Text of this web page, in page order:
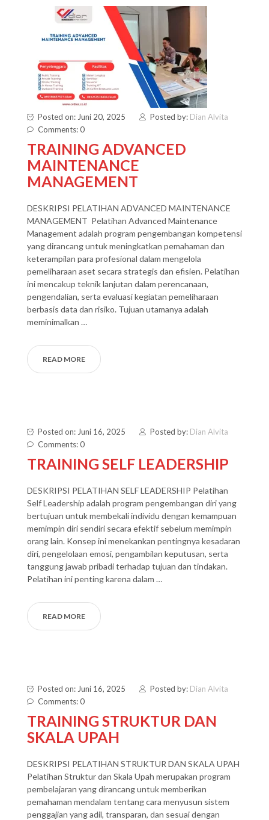
Posted on: Juni 20, 2025 Posted by: Dian Alvita
Comments: 0
TRAINING ADVANCED
MAINTENANCE
MANAGEMENT
DESKRIPSI PELATIHAN ADVANCED MAINTENANCE
MANAGEMENT Pelatihan Advanced Maintenance
Management adalah program pengembangan kompetensi
yang dirancang untuk meningkatkan pemahaman dan
keterampilan para profesional dalam mengelola
pemeliharaan aset secara strategis dan efisien. Pelatihan
ini mencakup teknik lanjutan dalam perencanaan,
pengendalian, serta evaluasi kegiatan pemeliharaan
berbasis data dan risiko. Tujuan utamanya adalah
meminimalkan …
READ MORE
Posted on: Juni 16, 2025 Posted by: Dian Alvita
Comments: 0
TRAINING SELF LEADERSHIP
DESKRIPSI PELATIHAN SELF LEADERSHIP Pelatihan
Self Leadership adalah program pengembangan diri yang
bertujuan untuk membekali individu dengan kemampuan
memimpin diri sendiri secara efektif sebelum memimpin
orang lain. Konsep ini menekankan pentingnya kesadaran
diri, pengelolaan emosi, pengambilan keputusan, serta
tanggung jawab pribadi terhadap tujuan dan tindakan.
Pelatihan ini penting karena dalam …
READ MORE
Posted on: Juni 16, 2025 Posted by: Dian Alvita
Comments: 0
TRAINING STRUKTUR DAN
SKALA UPAH
DESKRIPSI PELATIHAN STRUKTUR DAN SKALA UPAH
Pelatihan Struktur dan Skala Upah merupakan program
pembelajaran yang dirancang untuk memberikan
pemahaman mendalam tentang cara menyusun sistem
penggajian yang adil, transparan, dan sesuai dengan